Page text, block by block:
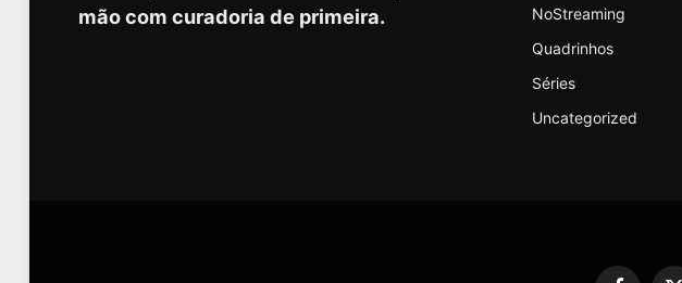
mão com curadoria de primeira.
NoStreaming
Quadrinhos
Séries
Uncategorized